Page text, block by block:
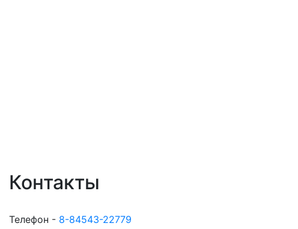
Контакты
Телефон - 8-84543-22779